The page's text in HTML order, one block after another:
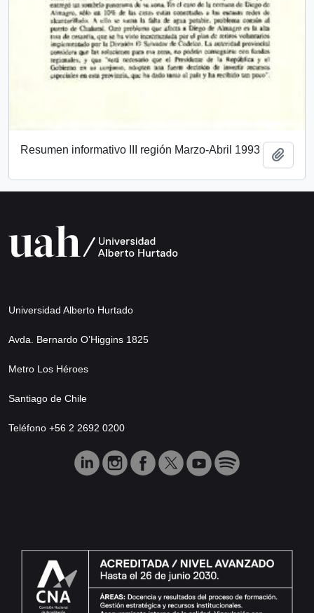
Resumen informativo III región Marzo-Abril 1993
Universidad Alberto Hurtado
Avda. Bernardo O’Higgins 1825
Metro Los Héroes
Santiago de Chile
Teléfono +56 2 2692 0200